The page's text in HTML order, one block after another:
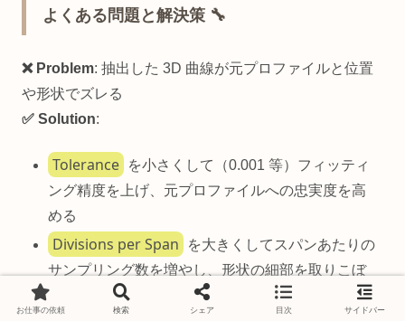
よくある問題と解決策 🔧
❌ Problem: 抽出した 3D 曲線が元プロファイルと位置
や形状でズレる
✅ Solution:
Tolerance
を小さくして（0.001 等）フィッティ
ング精度を上げ、元プロファイルへの忠実度を高
める
Divisions per Span
を大きくしてスパンあたりの
サンプリング数を増やし、形状の細部を取りこぼ
さないようにする
お仕事の依頼 検索 シェア 目次 サイドバー